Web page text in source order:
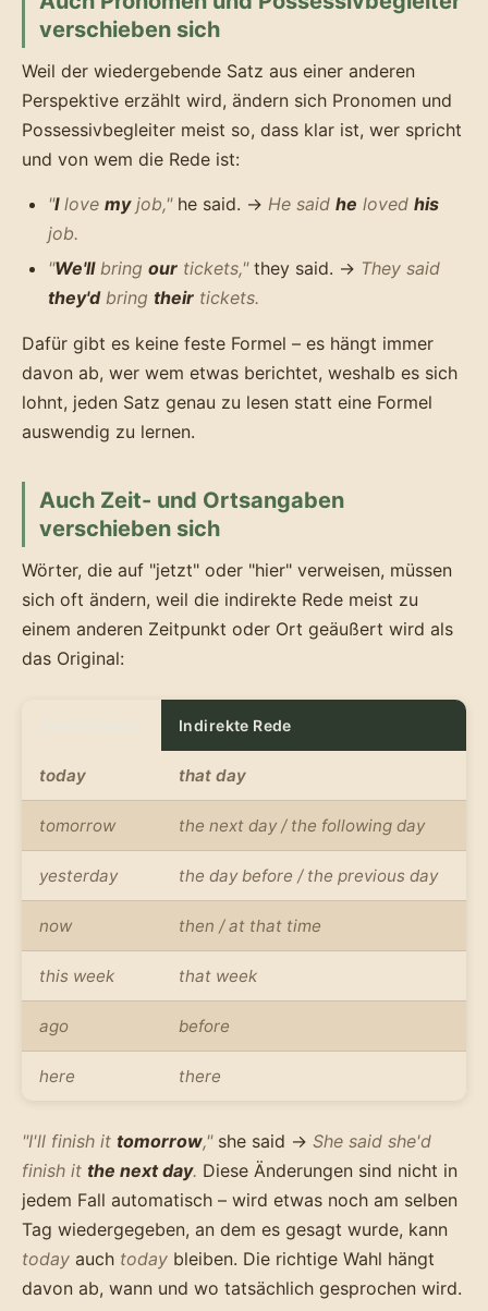
verschieben sich
Weil der wiedergebende Satz aus einer anderen
Perspektive erzählt wird, ändern sich Pronomen und
Possessivbegleiter meist so, dass klar ist, wer spricht
und von wem die Rede ist:
"Ilove myjob,"he said. → He said he loved his
job.
"We'llbring our tickets,"they said. → They said
they'dbring their tickets.
Dafür gibt es keine feste Formel – es hängt immer
davon ab, wer wem etwas berichtet, weshalb es sich
lohnt, jeden Satz genau zu lesen statt eine Formel
auswendig zu lernen.
Auch Zeit- und Ortsangaben
verschieben sich
Wörter, die auf "jetzt" oder "hier" verweisen, müssen
sich oft ändern, weil die indirekte Rede meist zu
einem anderen Zeitpunkt oder Ort geäußert wird als
das Original:
Indirekte Rede
today that day
tomorrow the next day / the following day
yesterday the day before / the previous day
now then / at that time
this week that week
ago before
here there
"I'll finish it tomorrow,"she said → She said she'd
finish it the next day. Diese Änderungen sind nicht in
jedem Fall automatisch – wird etwas noch am selben
Tag wiedergegeben, an dem es gesagt wurde, kann
today auch today bleiben. Die richtige Wahl hängt
davon ab, wann und wo tatsächlich gesprochen wird.